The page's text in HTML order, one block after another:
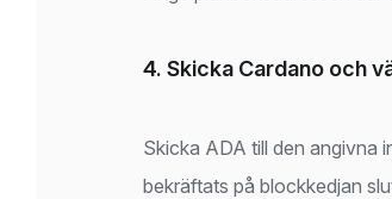
4. Skicka Cardano och
Skicka ADA till den angivna
bekräftats på blockkedjan